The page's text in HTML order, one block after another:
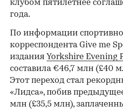
клубом пятилетнее
года.
По информации
корреспондента Give me
издания Yorkshire Evening
составила €46,7 млн (£40
Этот переход стал
«Лидса», побив
млн (£35,5 млн),